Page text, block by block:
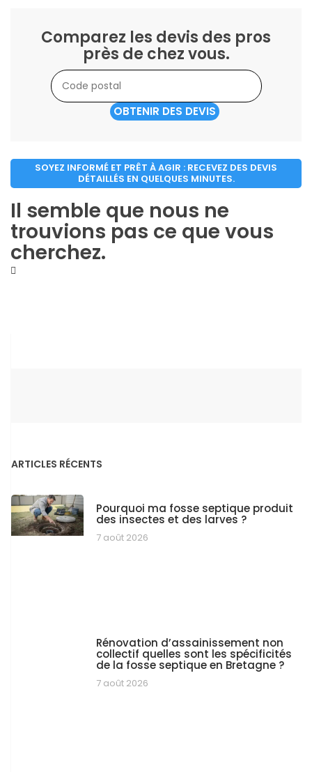
Comparez les devis des pros
près de chez vous.
OBTENIR DES DEVIS
SOYEZ INFORMÉ ET PRÊT À AGIR : RECEVEZ DES DEVIS
DÉTAILLÉS EN QUELQUES MINUTES.
Il semble que nous ne
trouvions pas ce que vous
cherchez.
ARTICLES RÉCENTS
Pourquoi ma fosse septique produit
des insectes et des larves ?
7 août 2026
Rénovation d’assainissement non
collectif quelles sont les spécificités
de la fosse septique en Bretagne ?
7 août 2026